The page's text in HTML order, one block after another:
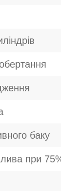
баку
при